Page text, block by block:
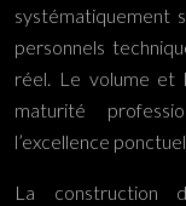
systématiquement
personnels
réel. Le volume et
maturité
l’excellence
La construction